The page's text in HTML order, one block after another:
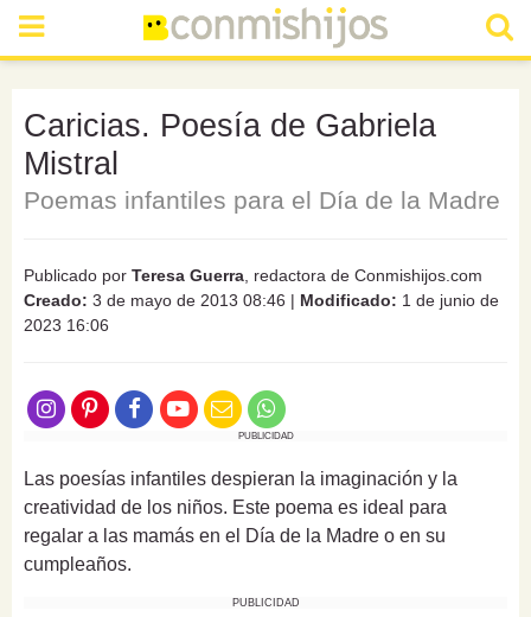
Caricias. Poesía de Gabriela
Mistral
Poemas infantiles para el Día de la Madre
Publicado por Teresa Guerra , redactora de Conmishijos.com
Creado: 3 de mayo de 2013 08:46 | Modificado: 1 de junio de
2023 16:06
PUBLICIDAD
Las poesías infantiles despieran la imaginación y la
creatividad de los niños. Este poema es ideal para
regalar a las mamás en el Día de la Madre o en su
cumpleaños.
PUBLICIDAD